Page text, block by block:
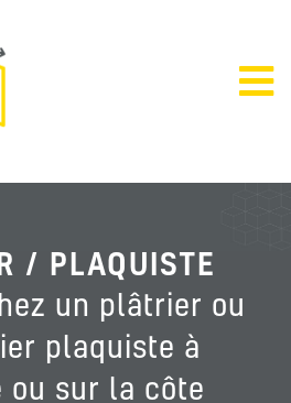
/ PLAQUISTE
un plâtrier ou
plaquiste à
ou sur la côte